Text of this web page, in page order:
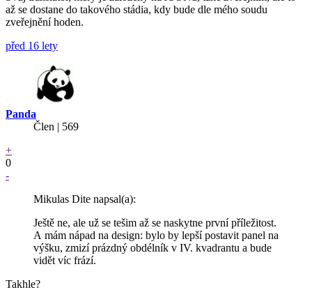
až se dostane do takového stádia, kdy bude dle mého soudu
zveřejnění hoden.
před 16 lety
Panda
Člen | 569
+
0
-
Mikulas Dite napsal(a):
Ještě ne, ale už se tešim až se naskytne první příležitost.
A mám nápad na design: bylo by lepší postavit panel na
výšku, zmizí prázdný obdélník v IV. kvadrantu a bude
vidět víc frází.
Takhle?